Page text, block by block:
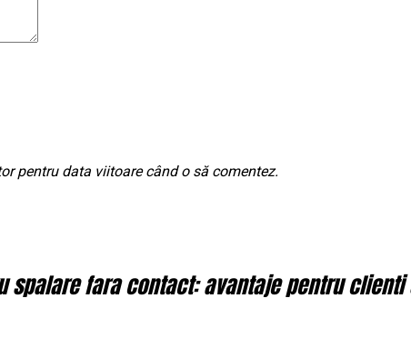
pentru data viitoare când o să comentez.
spalare fara contact: avantaje pentru